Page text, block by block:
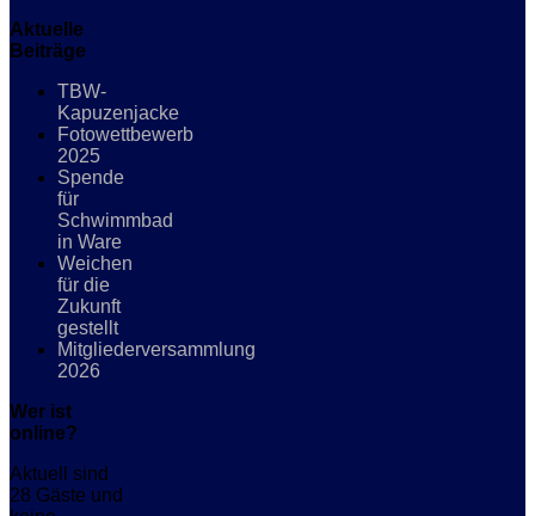
Aktuelle
Beiträge
TBW-
Kapuzenjacke
Fotowettbewerb
2025
Spende
für
Schwimmbad
in Ware
Weichen
für die
Zukunft
gestellt
Mitgliederversammlung
2026
Wer ist
online?
Aktuell sind
28 Gäste und